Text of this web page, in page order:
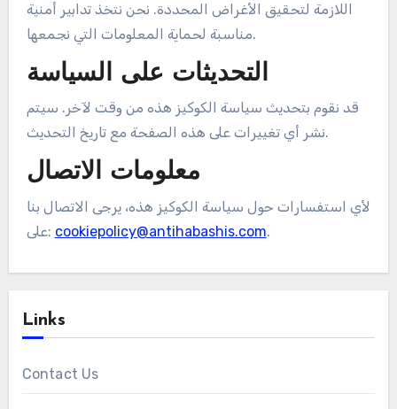
اللازمة لتحقيق الأغراض المحددة. نحن نتخذ تدابير أمنية
مناسبة لحماية المعلومات التي نجمعها.
التحديثات على السياسة
قد نقوم بتحديث سياسة الكوكيز هذه من وقت لآخر. سيتم
نشر أي تغييرات على هذه الصفحة مع تاريخ التحديث.
معلومات الاتصال
لأي استفسارات حول سياسة الكوكيز هذه، يرجى الاتصال بنا
على: cookiepolicy@antihabashis.com.
Links
Contact Us